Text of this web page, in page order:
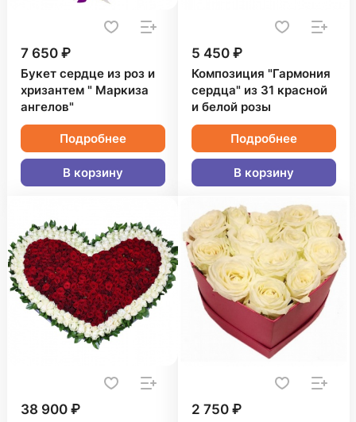
7 650 ₽
Букет сердце из роз и
хризантем " Маркиза
ангелов"
Подробнее
В корзину
5 450 ₽
Композиция "Гармония
сердца" из 31 красной
и белой розы
Подробнее
В корзину
38 900 ₽ 2 750 ₽